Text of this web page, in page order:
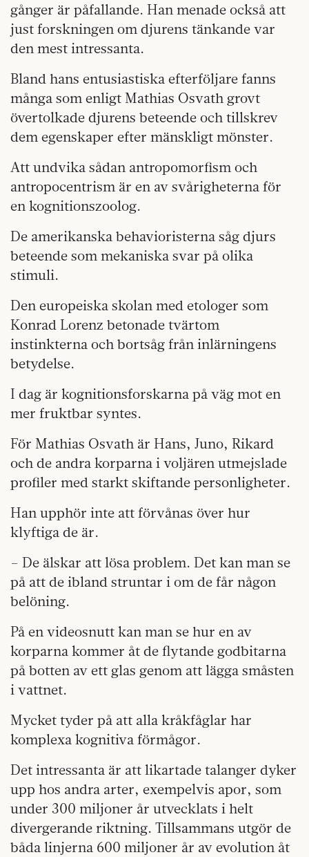
gånger är påfallande. Han menade också att
just forskningen om djurens tänkande var
den mest intressanta.
Bland hans entusiastiska efterföljare fanns
många som enligt Mathias Osvath grovt
övertolkade djurens beteende och tillskrev
dem egenskaper efter mänskligt mönster.
Att undvika sådan antropomorfism och
antropocentrism är en av svårigheterna för
en kognitionszoolog.
De amerikanska behavioristerna såg djurs
beteende som mekaniska svar på olika
stimuli.
Den europeiska skolan med etologer som
Konrad Lorenz betonade tvärtom
instinkterna och bortsåg från inlärningens
betydelse.
I dag är kognitionsforskarna på väg mot en
mer fruktbar syntes.
För Mathias Osvath är Hans, Juno, Rikard
och de andra korparna i voljären utmejslade
profiler med starkt skiftande personligheter.
Han upphör inte att förvånas över hur
klyftiga de är.
– De älskar att lösa problem. Det kan man se
på att de ibland struntar i om de får någon
belöning.
På en videosnutt kan man se hur en av
korparna kommer åt de flytande godbitarna
på botten av ett glas genom att lägga småsten
i vattnet.
Mycket tyder på att alla kråkfåglar har
komplexa kognitiva förmågor.
Det intressanta är att likartade talanger dyker
upp hos andra arter, exempelvis apor, som
under 300 miljoner år utvecklats i helt
divergerande riktning. Tillsammans utgör de
båda linjerna 600 miljoner år av evolution åt